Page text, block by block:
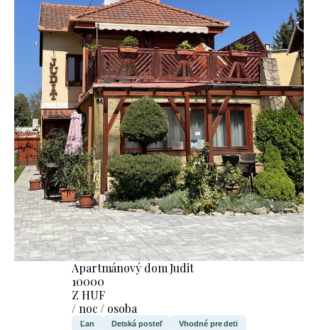
Apartmánový dom Judit
10000
Z HUF
/ noc / osoba
Ľan Detská posteľ Vhodné pre deti